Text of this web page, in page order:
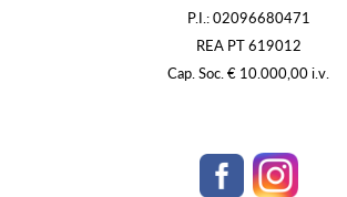
P.I.: 02096680471
REA PT 619012
Cap. Soc. € 10.000,00 i.v.